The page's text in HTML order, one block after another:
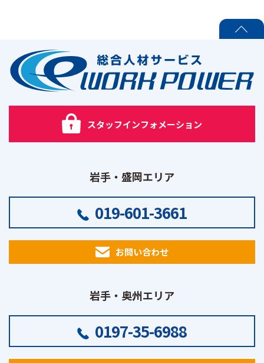
スタッフインフォメーション
岩手・盛岡エリア
019-601-3661
お問い合わせ
岩手・奥州エリア
0197-35-6988